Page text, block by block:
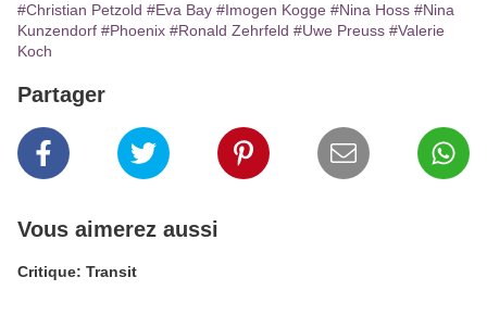
#Christian Petzold #Eva Bay #Imogen Kogge #Nina Hoss #Nina
Kunzendorf #Phoenix #Ronald Zehrfeld #Uwe Preuss #Valerie
Koch
Partager
Vous aimerez aussi
Critique: Transit